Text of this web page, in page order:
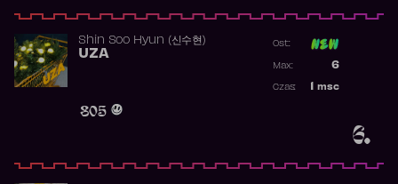
6.
Shin Soo Hyun (신수현)
UZA
805
Ost:
6
Max:
msc
Czas: